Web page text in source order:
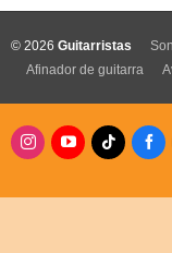
© 2026 Guitarristas
Afinador de guitarra